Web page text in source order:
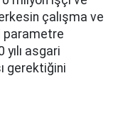
çalışma ve
parametre
asgari
gerektiğini